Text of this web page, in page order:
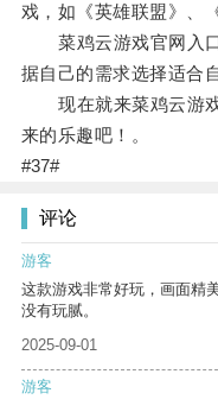
戏，如《英雄联盟》、
菜鸡云游戏官网入口
据自己的需求选择适合
现在就来菜鸡云游戏
来的乐趣吧！。
#37#
评论
游客
这款游戏非常好玩，画面精
没有玩腻。
2025-09-01
游客